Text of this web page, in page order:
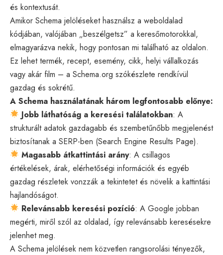
és kontextusát.
Amikor Schema jelöléseket használsz a weboldalad
kódjában, valójában „beszélgetsz” a keresőmotorokkal,
elmagyarázva nekik, hogy pontosan mi található az oldalon.
Ez lehet termék, recept, esemény, cikk, helyi vállalkozás
vagy akár film – a Schema.org szókészlete rendkívül
gazdag és sokrétű.
A Schema használatának három legfontosabb előnye:
Jobb láthatóság a keresési találatokban: A
strukturált adatok gazdagabb és szembetűnőbb megjelenést
biztosítanak a SERP-ben (Search Engine Results Page).
Magasabb átkattintási arány: A csillagos
értékelések, árak, elérhetőségi információk és egyéb
gazdag részletek vonzzák a tekintetet és növelik a kattintási
hajlandóságot.
Relevánsabb keresési pozíció: A Google jobban
megérti, miről szól az oldalad, így relevánsabb keresésekre
jelenhet meg.
A Schema jelölések nem közvetlen rangsorolási tényezők,